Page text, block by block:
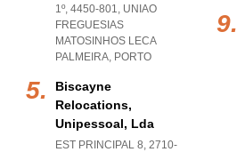
1º, 4450-801, UNIAO
FREGUESIAS
MATOSINHOS LECA
PALMEIRA, PORTO
Biscayne
Relocations,
Unipessoal, Lda
EST PRINCIPAL 8, 2710-